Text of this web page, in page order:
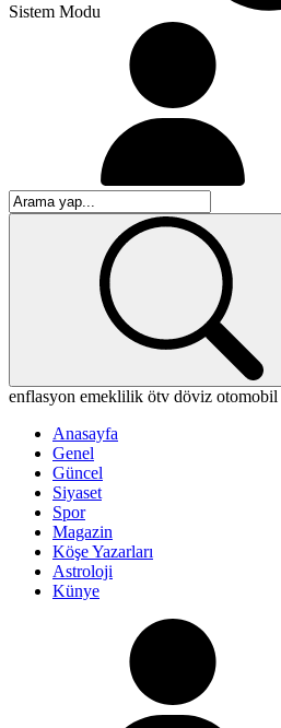
Sistem Modu
enflasyon emeklilik ötv döviz otomobil
Anasayfa
Genel
Güncel
Siyaset
Spor
Magazin
Köşe Yazarları
Astroloji
Künye